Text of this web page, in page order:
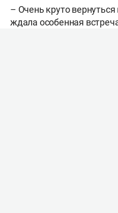
– Очень круто
ждала особенная